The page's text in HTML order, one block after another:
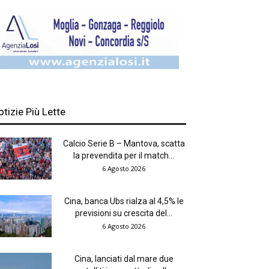
Più Lette
Calcio Serie B – Mantova, scatta
la prevendita per il match...
6 Agosto 2026
Cina, banca Ubs rialza al 4,5% le
previsioni su crescita del...
6 Agosto 2026
Cina, lanciati dal mare due